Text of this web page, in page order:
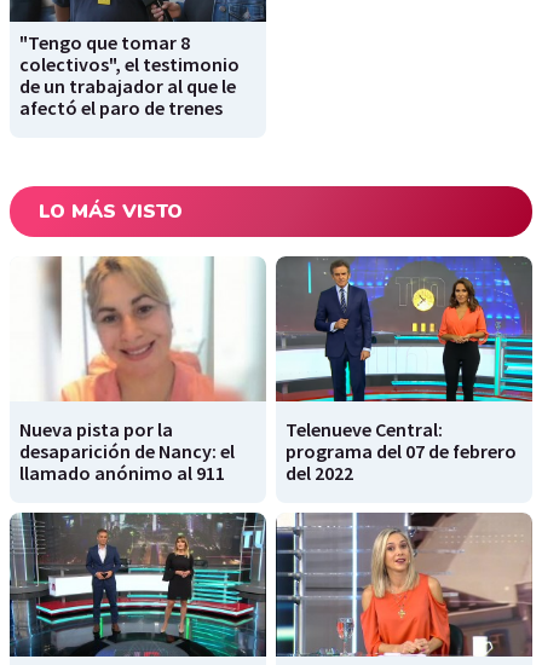
"Tengo que tomar 8
colectivos", el testimonio
de un trabajador al que le
afectó el paro de trenes
LO MÁS VISTO
Nueva pista por la
desaparición de Nancy: el
llamado anónimo al 911
Telenueve Central:
programa del 07 de febrero
del 2022